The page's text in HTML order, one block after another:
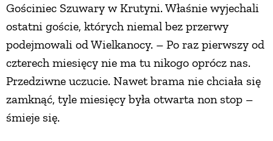
Gościniec Szuwary w Krutyni. Właśnie wyjechali
ostatni goście, których niemal bez przerwy
podejmowali od Wielkanocy. – Po raz pierwszy od
czterech miesięcy nie ma tu nikogo oprócz nas.
Przedziwne uczucie. Nawet brama nie chciała się
zamknąć, tyle miesięcy była otwarta non stop –
śmieje się.